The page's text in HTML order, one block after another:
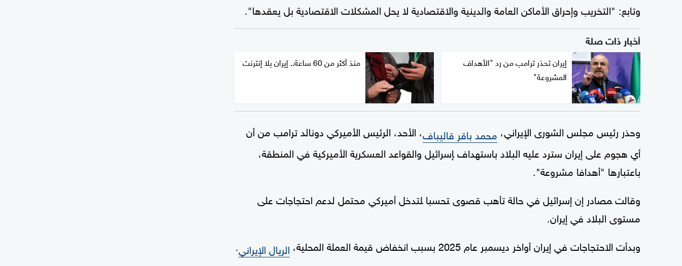
وتابع: "التخريب وإحراق الأماكن العامة والدينية والاقتصادية لا يحل المشكلات الاقتصادية بل يعقدها".
أخبار ذات صلة
إيران تحذر ترامب من رد "الأهداف
المشروعة"
منذ أكثر من 60 ساعة.. إيران بلا إنترنت
وحذر رئيس مجلس الشورى الإيراني، محمد ‌باقر قاليباف، الأحد، الرئيس الأميركي دونالد ترامب ‌من أن
أي هجوم على إيران سترد عليه البلاد باستهداف ‍إسرائيل والقواعد العسكرية الأميركية في المنطقة،
باعتبارها "⁠أهدافا مشروعة".
وقالت ‍مصادر إن إسرائيل في حالة ‌تأهب قصوى ‍تحسبا ‍لتدخل أميركي محتمل لدعم احتجاجات ‌على
مستوى البلاد في إيران.
وبدأت الاحتجاجات في إيران أواخر ديسمبر عام 2025 بسبب انخفاض قيمة العملة المحلية،
الريال الإيراني.